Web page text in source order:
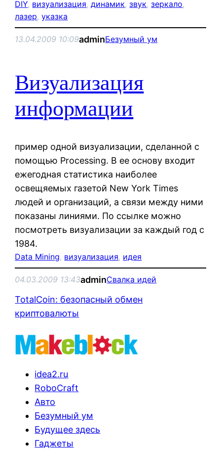
DIY, визуализация, динамик, звук, зеркало
лазер, указка
13.04.2009 10:09adminБезумный ум
Визуализация
информации
пример одной визуализации, сделанной с
помощью Processing. В ее основу входит
ежегодная статистика наиболее
освещяемых газетой New York Times
людей и организаций, а связи между ними
показаны линиями. По ссылке можно
посмотреть визуализации за каждый год с
1984.
Data Mining, визуализация, идея
04.03.2009 13:43adminСвалка идей
TotalCoin: безопасный обмен
криптовалюты
idea2.ru
RoboCraft
Авто
Безумный ум
Будущее здесь
Гаджеты